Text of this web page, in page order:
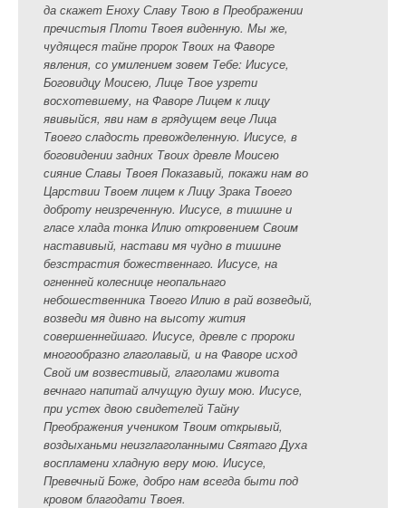
да скажет Еноху Славу Твою в Преображении
пречистыя Плоти Твоея виденную. Мы же,
чудящеся тайне пророк Твоих на Фаворе
явления, со умилением зовем Тебе: Иисусе,
Боговидцу Моисею, Лице Твое узрети
восхотевшему, на Фаворе Лицем к лицу
явивыйся, яви нам в грядущем веце Лица
Твоего сладость превожделенную. Иисусе, в
боговидении задних Твоих древле Моисею
сияние Славы Твоея Показавый, покажи нам во
Царствии Твоем лицем к Лицу Зрака Твоего
доброту неизреченную. Иисусе, в тишине и
гласе хлада тонка Илию откровением Своим
наставивый, настави мя чудно в тишине
безстрастия божественнаго. Иисусе, на
огненней колеснице неопальнаго
небошественника Твоего Илию в рай возведый,
возведи мя дивно на высоту жития
совершеннейшаго. Иисусе, древле с пророки
многообразно глаголавый, и на Фаворе исход
Свой им возвестивый, глаголами живота
вечнаго напитай алчущую душу мою. Иисусе,
при устех двою свидетелей Тайну
Преображения учеником Твоим открывый,
воздыханьми неизглаголанными Святаго Духа
воспламени хладную веру мою. Иисусе,
Превечный Боже, добро нам всегда быти под
кровом благодати Твоея.